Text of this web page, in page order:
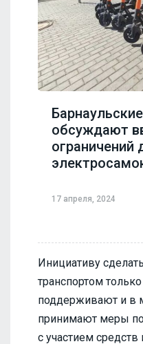
обсуждают
ограничений
17 апреля, 2024
Инициативу
транспортом
поддерживают и в
принимают меры
с участием